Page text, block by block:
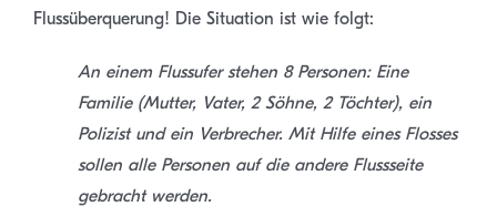
Flussüberquerung! Die Situation ist wie folgt:
An einem Flussufer stehen 8 Personen: Eine
Familie (Mutter, Vater, 2 Söhne, 2 Töchter), ein
Polizist und ein Verbrecher. Mit Hilfe eines Flosses
sollen alle Personen auf die andere Flussseite
gebracht werden.